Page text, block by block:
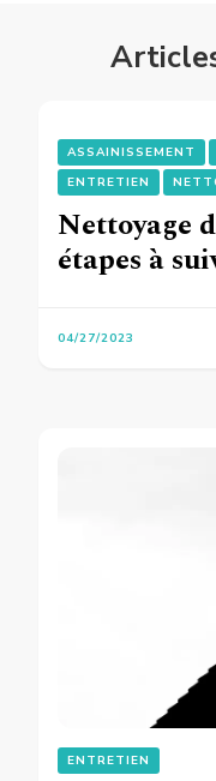
ASSAINISSEMENT
ENTRETIEN
Nettoyage
étapes à
04/27/2023
ENTRETIEN